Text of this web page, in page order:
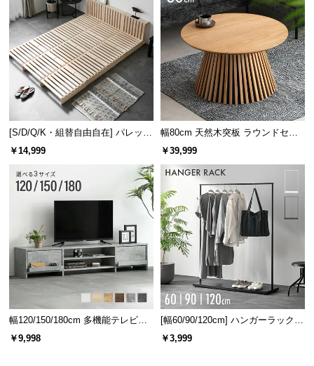
[S/D/Q/K・組替自由自在] パレット
ベッド 8/12/16枚セット
￥14,999
幅80cm 天然木突板 ラウンドセン
ターテーブル 美しい格子デザイン
￥39,999
幅120/150/180cm 多機能テレビボ
ード 木目/石目調 オープン収納・
￥9,998
[幅60/90/120cm] ハンガーラック
スチール 4段階高さ調節 サイドフ
￥3,999